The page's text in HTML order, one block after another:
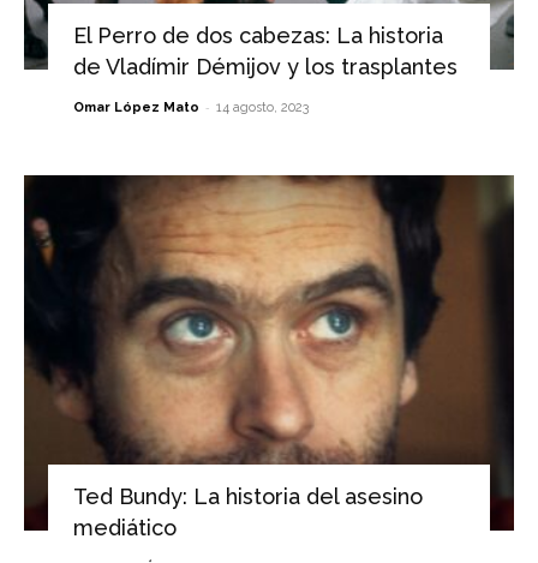
El Perro de dos cabezas: La historia
de Vladímir Démijov y los trasplantes
Omar López Mato - 14 agosto, 2023
Ted Bundy: La historia del asesino
mediático